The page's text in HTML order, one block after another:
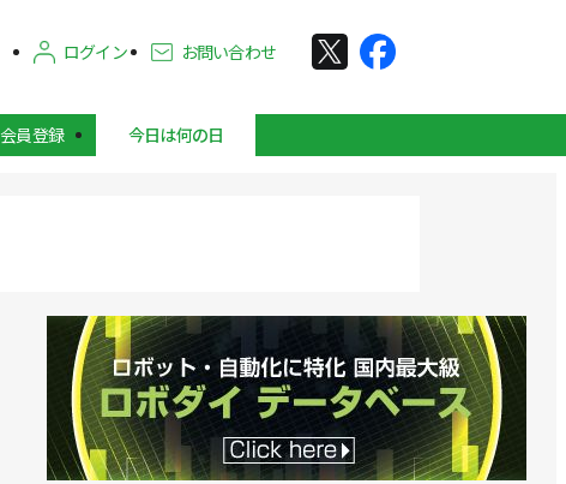
ログイン お問い合わせ
会員登録 今日は何の日